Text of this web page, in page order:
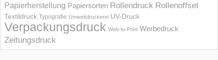
Papierherstellung Papiersorten Rollendruck Rollenoffset
Textildruck Typografie Umweltdruckerei UV-Druck
Verpackungsdruck Web-to-Print Werbedruck
Zeitungsdruck